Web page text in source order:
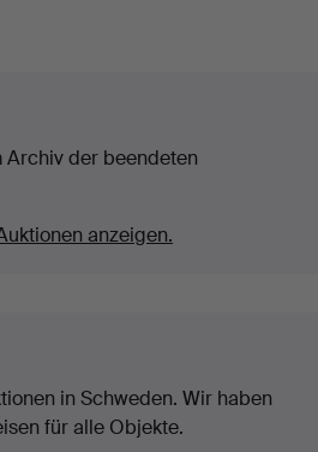
Archiv der beendeten
anzeigen.
in Schweden. Wir haben
für alle Objekte.